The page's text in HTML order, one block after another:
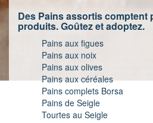
Des Pains assortis comptent
produits. Goûtez et adoptez.
Pains aux figues
Pains aux noix
Pains aux olives
Pains aux céréales
Pains complets Borsa
Pains de Seigle
Tourtes au Seigle